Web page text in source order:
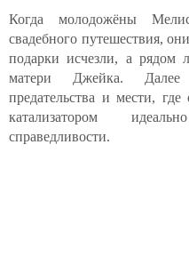
Когда молодожёны
свадебного путешествия,
подарки исчезли, а рядом
матери Джейка. Далее
предательства и мести,
катализатором
справедливости.